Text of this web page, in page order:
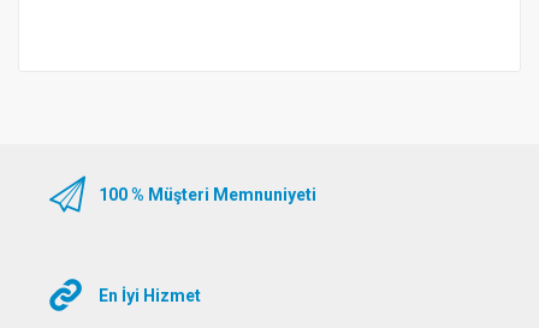
100 % Müşteri Memnuniyeti
En İyi Hizmet